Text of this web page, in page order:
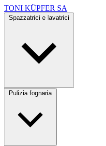
TONI KÜPFER SA
Pulizia fognaria